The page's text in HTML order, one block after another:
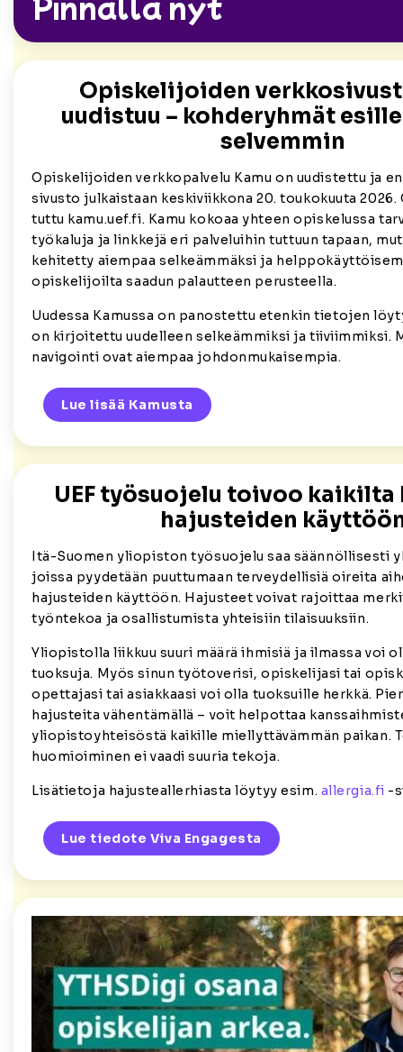
Opiskelijoiden
uudistuu – kohderyhmät
selvemmin
Opiskelijoiden verkkopalvelu Kamu on uudistettu ja
sivusto julkaistaan keskiviikkona 20. toukokuuta 2026.
tuttu kamu.uef.fi. Kamu kokoaa yhteen opiskelussa
työkaluja ja linkkejä eri palveluihin tuttuun tapaan,
kehitetty aiempaa selkeämmäksi ja
opiskelijoilta saadun palautteen perusteella.
Uudessa Kamussa on panostettu etenkin tietojen
on kirjoitettu uudelleen selkeämmiksi ja tiiviimmiksi.
navigointi ovat aiempaa johdonmukaisempia.
Lue lisää Kamusta
UEF työsuojelu toivoo
hajusteiden
Itä-Suomen yliopiston työsuojelu saa säännöllisesti
joissa pyydetään puuttumaan terveydellisiä oireita
hajusteiden käyttöön. Hajusteet voivat rajoittaa
työntekoa ja osallistumista yhteisiin tilaisuuksiin.
Yliopistolla liikkuu suuri määrä ihmisiä ja ilmassa voi
tuoksuja. Myös sinun työtoverisi, opiskelijasi tai
opettajasi tai asiakkaasi voi olla tuoksuille herkkä.
hajusteita vähentämällä – voit helpottaa
yliopistoyhteisöstä kaikille miellyttävämmän paikan.
huomioiminen ei vaadi suuria tekoja.
Lisätietoja hajusteallerhiasta löytyy esim. allergia.fi -
Lue tiedote Viva Engagesta